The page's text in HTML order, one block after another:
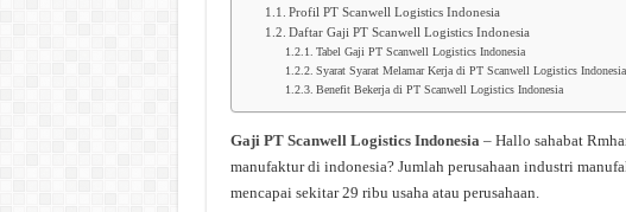
Profil PT Scanwell Logistics Indonesia
Daftar Gaji PT Scanwell Logistics Indonesia
Tabel Gaji PT Scanwell Logistics Indonesia
Syarat Syarat Melamar Kerja di PT Scanwell Logistics Indonesia
Benefit Bekerja di PT Scanwell Logistics Indonesia
Gaji PT Scanwell Logistics Indonesia – Hallo sahabat
manufaktur di indonesia? Jumlah perusahaan industri
mencapai sekitar 29 ribu usaha atau perusahaan.